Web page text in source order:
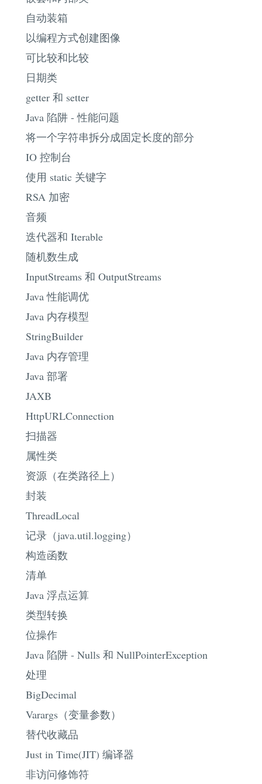
自动装箱
以编程方式创建图像
可比较和比较
日期类
getter 和 setter
Java 陷阱 - 性能问题
将一个字符串拆分成固定长度的部分
IO 控制台
使用 static 关键字
RSA 加密
音频
迭代器和 Iterable
随机数生成
InputStreams 和 OutputStreams
Java 性能调优
Java 内存模型
StringBuilder
Java 内存管理
Java 部署
JAXB
HttpURLConnection
扫描器
属性类
资源（在类路径上）
封装
ThreadLocal
记录（java.util.logging）
构造函数
清单
Java 浮点运算
类型转换
位操作
Java 陷阱 - Nulls 和 NullPointerException
处理
BigDecimal
Varargs（变量参数）
替代收藏品
Just in Time(JIT) 编译器
非访问修饰符